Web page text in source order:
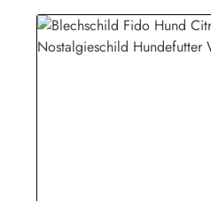
Industrie BPPM